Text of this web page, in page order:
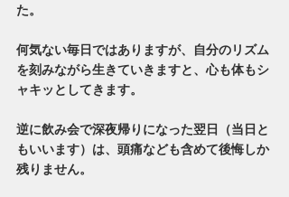
た。
何気ない毎日ではありますが、自分のリズム
を刻みながら生きていきますと、心も体もシ
ャキッとしてきます。
逆に飲み会で深夜帰りになった翌日（当日と
もいいます）は、頭痛なども含めて後悔しか
残りません。